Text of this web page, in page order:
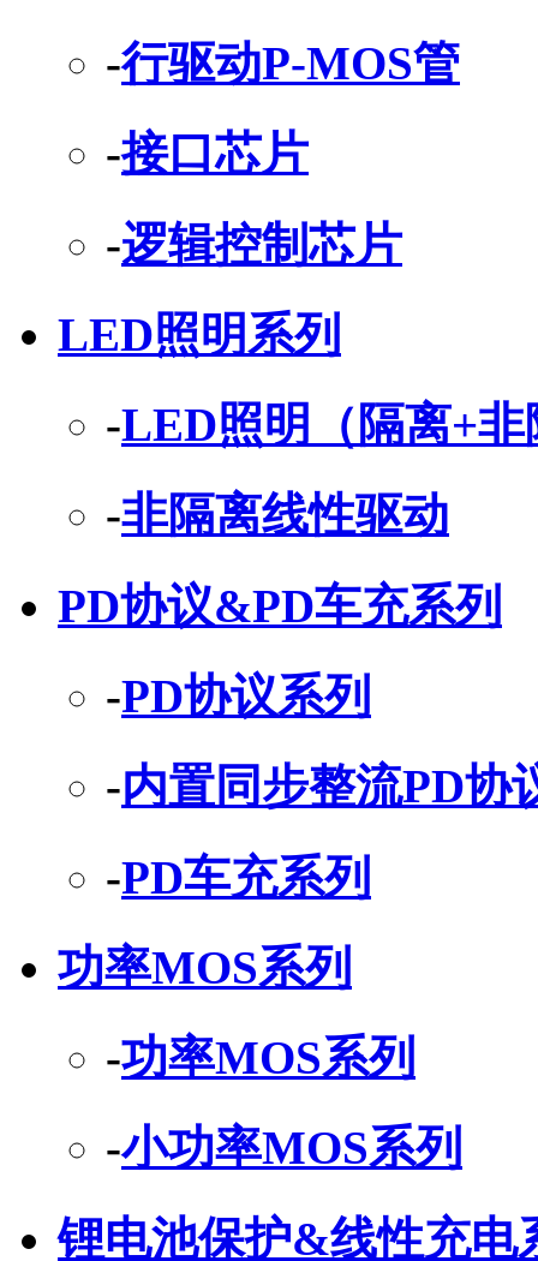
-行驱动P-MOS管
-接口芯片
-逻辑控制芯片
LED照明系列
-LED照明（隔离+非
-非隔离线性驱动
PD协议&PD车充系列
-PD协议系列
-内置同步整流PD协
-PD车充系列
功率MOS系列
-功率MOS系列
-小功率MOS系列
锂电池保护&线性充电